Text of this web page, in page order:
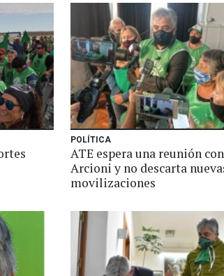
POLÍTICA
ATE espera una reunión con
Arcioni y no descarta
movilizaciones